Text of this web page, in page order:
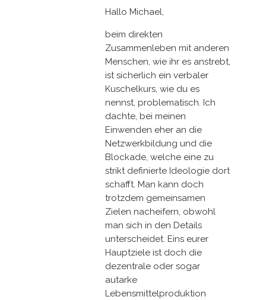
Hallo Michael,
beim direkten
Zusammenleben mit anderen
Menschen, wie ihr es anstrebt,
ist sicherlich ein verbaler
Kuschelkurs, wie du es
nennst, problematisch. Ich
dachte, bei meinen
Einwenden eher an die
Netzwerkbildung und die
Blockade, welche eine zu
strikt definierte Ideologie dort
schafft. Man kann doch
trotzdem gemeinsamen
Zielen nacheifern, obwohl
man sich in den Details
unterscheidet. Eins eurer
Hauptziele ist doch die
dezentrale oder sogar
autarke
Lebensmittelproduktion